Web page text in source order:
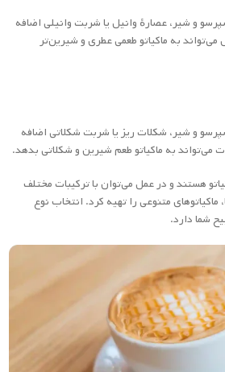
و شیر، عصارهٔ وانیل یا شربت وانیلی اضافه
به ماکیاتو طعمی عطری و شیرین‌تر
و شیر، شکلات ریز یا شربت شکلاتی اضافه
به ماکیاتو طعم شیرین و شکلاتی بدهد.
هستند و در عمل می‌توان با ترکیبات مختلف
متنوعی را تهیه کرد. انتخاب نوع
شما دارد.